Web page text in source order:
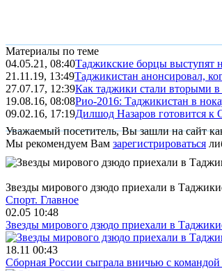
Материалы по теме
04.05.21, 08:40Таджикские борцы выступят
21.11.19, 13:49Таджикистан анонсировал,
27.07.17, 12:39Как таджики стали вторыми
19.08.16, 08:08Рио-2016: Таджикистан в
09.02.16, 17:19Дилшод Назаров готовится
Уважаемый посетитель, Вы зашли на сайт
Мы рекомендуем Вам зарегистрироваться
Звезды мирового дзюдо приехали в
Спорт. Главное
02.05 10:48
Звезды мирового дзюдо приехали в
18.11 00:43
Сборная России сыграла вничью с